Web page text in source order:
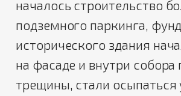
началось строительство
подземного паркинга,
исторического здания
на фасаде и внутри собора
трещины, стали осыпаться